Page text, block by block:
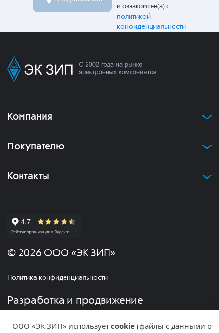
и ознакомлен(а) с
политикой
конфиденциальности
Компания
Покупателю
Контакты
© 2026 ООО «ЭК ЗИП»
Политика конфиденциальности
Разработка и продвижение
ООО «ЭК ЗИП» использует cookie(файлы с данными о